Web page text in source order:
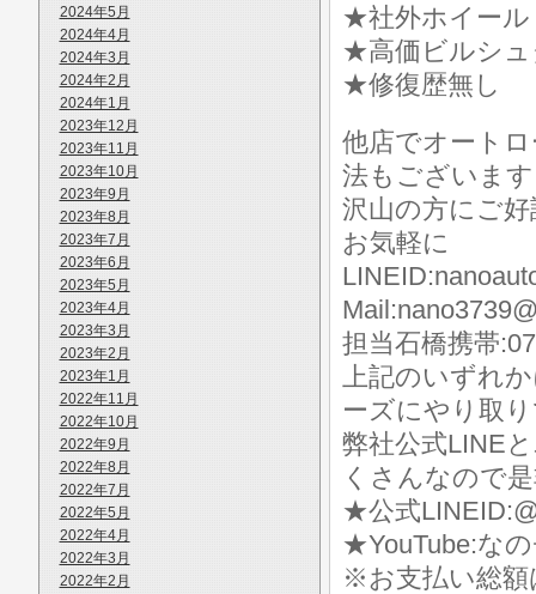
2024年5月
2024年4月
2024年3月
2024年2月
2024年1月
2023年12月
2023年11月
2023年10月
2023年9月
2023年8月
2023年7月
2023年6月
2023年5月
2023年4月
2023年3月
2023年2月
2023年1月
2022年11月
2022年10月
2022年9月
2022年8月
2022年7月
2022年5月
2022年4月
2022年3月
2022年2月
★社外ホイール
★高価ビルシュ
★修復歴無し
他店でオート
法もございま
沢山の方にご
お気軽に
担当石橋携帯
上記のいずれ
ーズにやり取
弊社公式LINE
くさんなので
★公式
★YouTube:な
※お支払い総額